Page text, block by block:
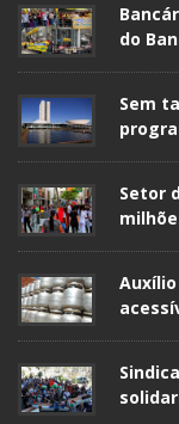
do
Sem
Setor